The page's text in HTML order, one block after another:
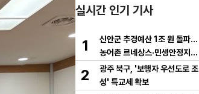
실시간 인기 기사
1
신안군 추경예산 1조 원 돌파…
농어촌 르네상스·민생안정지원
금 집중 편성
2
광주 북구, '보행자 우선도로 조
성' 특교세 확보